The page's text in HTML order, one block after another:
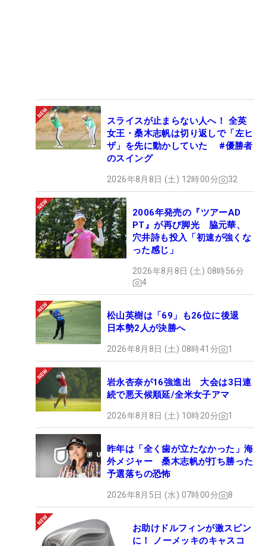
スライスが止まらない人へ！ 全英
女王・桑木志帆は切り返しで「左ヒ
ザ」を先に動かしていた #優勝者
のスイング
2026年8月8日 (土) 12時00分 32
2006年発売の『ツアーAD
PT』が再び脚光 脇元華、
穴井詩も投入「初速が強くな
った感じ」
2026年8月8日 (土) 08時56分
4
松山英樹は「69」も26位に後退
日本勢2人が決勝へ
2026年8月8日 (土) 08時41分 1
岩永杏奈が16強進出 大会は3日連
続で悪天候順延/全米女子アマ
2026年8月8日 (土) 10時20分 1
昨年は「全く歯が立たなかった」海
外メジャー 桑木志帆が打ち勝った
予選落ちの恐怖
2026年8月5日 (水) 07時00分 8
お助けドルフィンが激スピン
に！ ノーメッキのキャスコ